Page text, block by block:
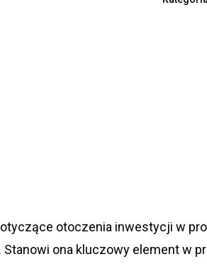
otoczenia inwestycji w
ona kluczowy element w